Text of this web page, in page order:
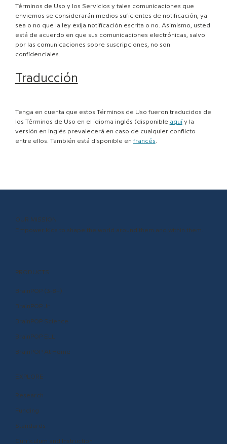
Términos de Uso y los Servicios y tales comunicaciones que
enviemos se considerarán medios suficientes de notificación, ya
sea o no que la ley exija notificación escrita o no. Asimismo, usted
está de acuerdo en que sus comunicaciones electrónicas, salvo
por las comunicaciones sobre suscripciones, no son
confidenciales.
Traducción
Tenga en cuenta que estos Términos de Uso fueron traducidos de
los Términos de Uso en el idioma inglés (disponible aquíy la
versión en inglés prevalecerá en caso de cualquier conflicto
entre ellos. También está disponible en francés
OUR MISSION
Empower kids to shape the world around them and within them.
PRODUCTS
BrainPOP (3-8+)
BrainPOP Jr.
BrainPOP Science
BrainPOP ELL
BrainPOP At Home
EXPLORE
Research
Funding
Curriculum and Instruction
Standards